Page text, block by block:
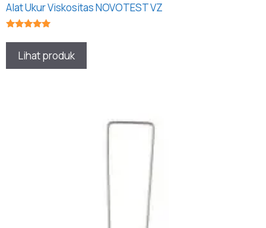
Alat Ukur Viskositas NOVOTEST VZ
Lihat produk